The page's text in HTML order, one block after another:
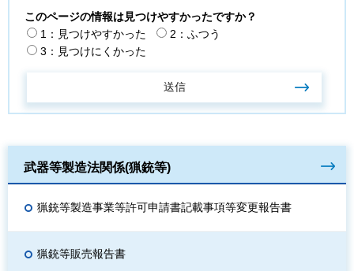
このページの情報は見つけやすかったですか？
1：見つけやすかった
2：ふつう
3：見つけにくかった
武器等製造法関係(猟銃等)
猟銃等製造事業等許可申請書記載事項等変更報告書
猟銃等販売報告書